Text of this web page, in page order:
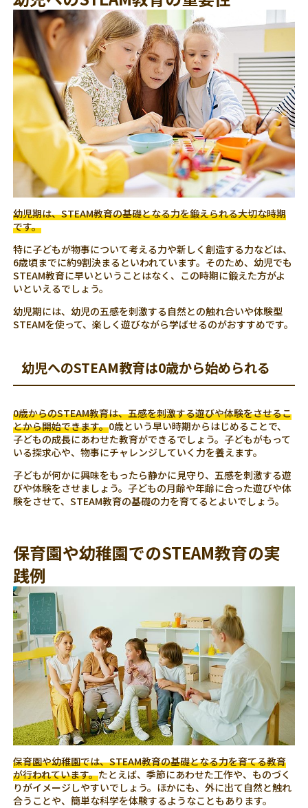
幼児期は、STEAM教育の基礎となる力を鍛えられる大切な時期
です。
特に子どもが物事について考える力や新しく創造する力などは、
6歳頃までに約9割決まるといわれています。そのため、幼児でも
STEAM教育に早いということはなく、この時期に鍛えた方がよ
いといえるでしょう。
幼児期には、幼児の五感を刺激する自然との触れ合いや体験型
STEAMを使って、楽しく遊びながら学ばせるのがおすすめです。
幼児へのSTEAM教育は0歳から始められる
0歳からのSTEAM教育は、五感を刺激する遊びや体験をさせるこ
とから開始できます。0歳という早い時期からはじめることで、
子どもの成長にあわせた教育ができるでしょう。子どもがもって
いる探求心や、物事にチャレンジしていく力を養えます。
子どもが何かに興味をもったら静かに見守り、五感を刺激する遊
びや体験をさせましょう。子どもの月齢や年齢に合った遊びや体
験をさせて、STEAM教育の基礎の力を育てるとよいでしょう。
保育園や幼稚園でのSTEAM教育の実
践例
保育園や幼稚園では、STEAM教育の基礎となる力を育てる教育
が行われています。たとえば、季節にあわせた工作や、ものづく
りがイメージしやすいでしょう。ほかにも、外に出て自然と触れ
合うことや、簡単な科学を体験するようなこともあります。